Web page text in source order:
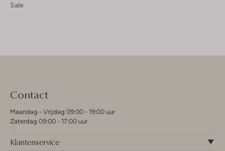
Sale
Contact
Maandag - Vrijdag 09:00 - 19:00 uur
Zaterdag 09:00 - 17:00 uur
Klantenservice